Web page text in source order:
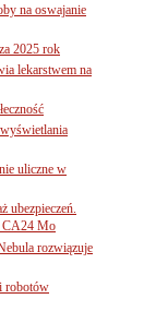
na oswajanie
2025 rok
lekarstwem na
uliczne w
ubezpieczeń.
CA24 Mo
rozwiązuje
robotów